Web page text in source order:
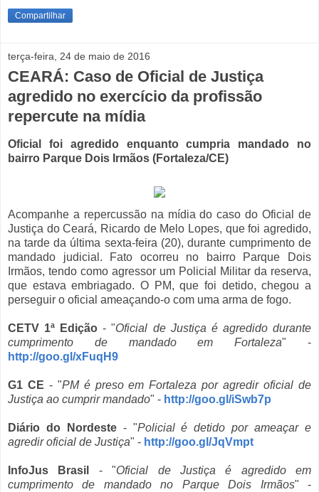
Compartilhar
terça-feira, 24 de maio de 2016
CEARÁ: Caso de Oficial de Justiça
agredido no exercício da profissão
repercute na mídia
Oficial foi agredido enquanto cumpria mandado no
bairro Parque Dois Irmãos (Fortaleza/CE)
Acompanhe a repercussão na mídia do caso do Oficial de
Justiça do Ceará, Ricardo de Melo Lopes, que foi agredido,
na tarde da última sexta-feira (20), durante cumprimento de
mandado judicial. Fato ocorreu no bairro Parque Dois
Irmãos, tendo como agressor um Policial Militar da reserva,
que estava embriagado. O PM, que foi detido, chegou a
perseguir o oficial ameaçando-o com uma arma de fogo.
CETV 1ª Edição - "Oficial de Justiça é agredido durante
cumprimento de mandado em Fortaleza" -
http://goo.gl/xFuqH9
G1 CE - "PM é preso em Fortaleza por agredir oficial de
Justiça ao cumprir mandado" - http://goo.gl/iSwb7p
Diário do Nordeste- "Policial é detido por ameaçar e
agredir oficial de Justiça" - http://goo.gl/JqVmpt
InfoJus Brasil - "Oficial de Justiça é agredido em
cumprimento de mandado no Parque Dois Irmãos" -